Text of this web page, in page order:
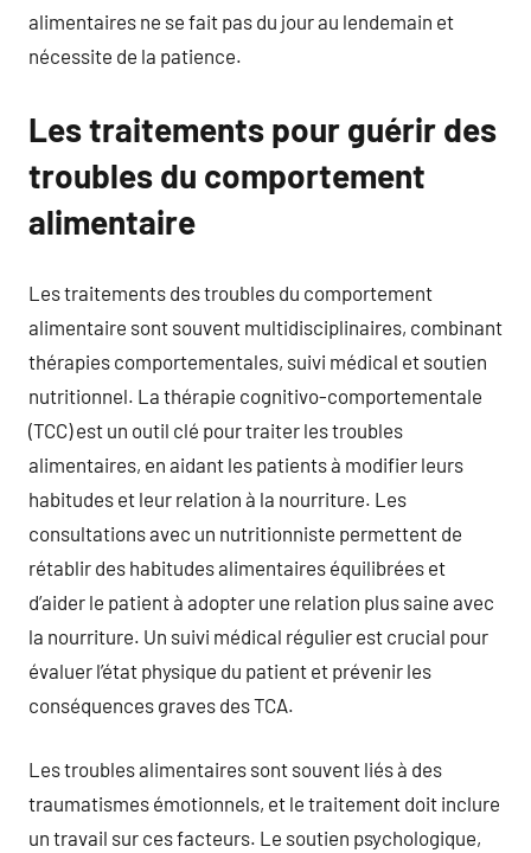
alimentaires ne se fait pas du jour au lendemain et
nécessite de la patience.
Les traitements pour guérir des
troubles du comportement
alimentaire
Les traitements des troubles du comportement
alimentaire sont souvent multidisciplinaires, combinant
thérapies comportementales, suivi médical et soutien
nutritionnel. La thérapie cognitivo-comportementale
(TCC) est un outil clé pour traiter les troubles
alimentaires, en aidant les patients à modifier leurs
habitudes et leur relation à la nourriture. Les
consultations avec un nutritionniste permettent de
rétablir des habitudes alimentaires équilibrées et
d’aider le patient à adopter une relation plus saine avec
la nourriture. Un suivi médical régulier est crucial pour
évaluer l’état physique du patient et prévenir les
conséquences graves des TCA.
Les troubles alimentaires sont souvent liés à des
traumatismes émotionnels, et le traitement doit inclure
un travail sur ces facteurs. Le soutien psychologique,